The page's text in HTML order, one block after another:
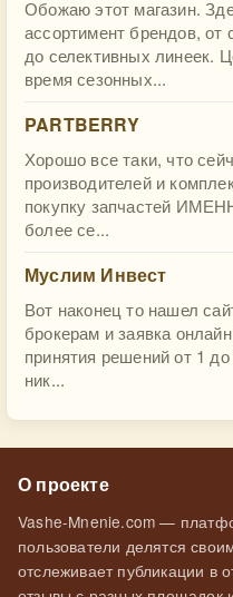
Обожаю этот магазин.
ассортимент брендов,
до селективных линеек.
время сезонных...
PARTBERRY
Хорошо все таки, что
производителей и
покупку запчастей
более се...
Муслим Инвест
Вот наконец то нашел
брокерам и заявка
принятия решений от 1
ник...
О проекте
Vashe-Mnenie.com —
пользователи делятся
отслеживает публикации в